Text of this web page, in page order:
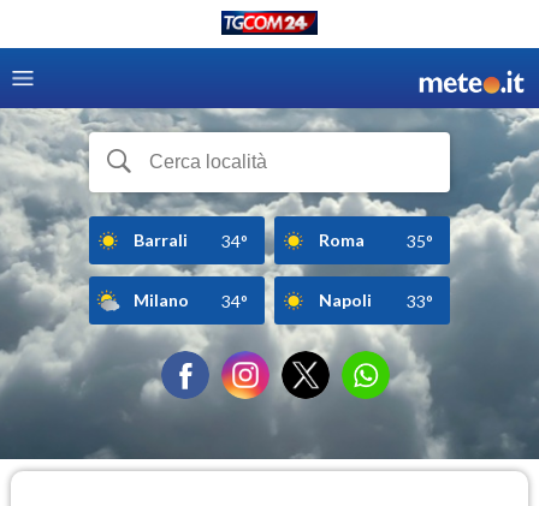
Barrali 34° Roma 35°
Milano 34° Napoli 33°